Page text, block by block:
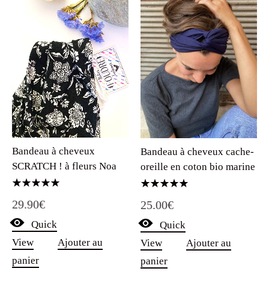
Bandeau à cheveux
SCRATCH ! à fleurs Noa
5.00
29.90€
Quick
View
Ajouter au
panier
Bandeau à cheveux cache-
oreille en coton bio marine
5.00
sur 5
25.00€
Quick
View
Ajouter au
panier